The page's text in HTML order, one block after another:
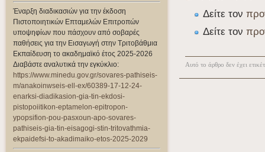
Έναρξη διαδικασιών για την έκδοση
Πιστοποιητικών Επταμελών Επιτροπών
υποψηφίων που πάσχουν από σοβαρές
παθήσεις για την Εισαγωγή στην Τριτοβάθμια
Εκπαίδευση το ακαδημαϊκό έτος 2025-2026
Διαβάστε αναλυτικά την εγκύκλιο:
https://www.minedu.gov.gr/sovares-pathiseis-
m/anakoinwseis-ell-ex/60389-17-12-24-
enarksi-diadikasion-gia-tin-ekdosi-
pistopoiitikon-eptamelon-epitropon-
ypopsifion-pou-pasxoun-apo-sovares-
pathiseis-gia-tin-eisagogi-stin-tritovathmia-
ekpaidefsi-to-akadimaiko-etos-2025-2029
Δείτε τον
Δείτε τον
Αυτό το άρθρο δεν έχει